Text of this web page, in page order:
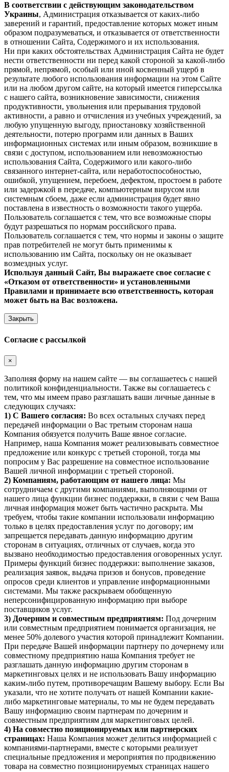
В соответствии с действующим законодательством
Украины, Администрация отказывается от каких-либо
заверений и гарантий, предоставление которых может иным
образом подразумеваться, и отказывается от ответственности
в отношении Сайта, Содержимого и их использования.
Ни при каких обстоятельствах Администрация Сайта не будет
нести ответственности ни перед какой стороной за какой-либо
прямой, непрямой, особый или иной косвенный ущерб в
результате любого использования информации на этом Сайте
или на любом другом сайте, на который имеется гиперссылка
с нашего cайта, возникновение зависимости, снижения
продуктивности, увольнения или прерывания трудовой
активности, а равно и отчисления из учебных учреждений, за
любую упущенную выгоду, приостановку хозяйственной
деятельности, потерю программ или данных в Ваших
информационных системах или иным образом, возникшие в
связи с доступом, использованием или невозможностью
использования Сайта, Содержимого или какого-либо
связанного интернет-сайта, или неработоспособностью,
ошибкой, упущением, перебоем, дефектом, простоем в работе
или задержкой в передаче, компьютерным вирусом или
системным сбоем, даже если администрация будет явно
поставлена в известность о возможности такого ущерба.
Пользователь соглашается с тем, что все возможные споры
будут разрешаться по нормам российского права.
Пользователь соглашается с тем, что нормы и законы о защите
прав потребителей не могут быть применимы к
использованию им Сайта, поскольку он не оказывает
возмездных услуг.
Используя данный Сайт, Вы выражаете свое согласие с
«Отказом от ответственности» и установленными
Правилами и принимаете всю ответственность, которая
может быть на Вас возложена.
Закрыть
Согласие с рассылкой
×
Заполняя форму на нашем сайте — вы соглашаетесь с нашей
политикой конфиденциальности. Также вы соглашаетесь с
тем, что мы имеем право разглашать ваши личные данные в
следующих случаях:
1) С Вашего согласия: Во всех остальных случаях перед
передачей информации о Вас третьим сторонам наша
Компания обязуется получить Ваше явное согласие.
Например, наша Компания может реализовывать совместное
предложение или конкурс с третьей стороной, тогда мы
попросим у Вас разрешение на совместное использование
Вашей личной информации с третьей стороной.
2) Компаниям, работающим от нашего лица: Мы
сотрудничаем с другими компаниями, выполняющими от
нашего лица функции бизнес поддержки, в связи с чем Ваша
личная информация может быть частично раскрыта. Мы
требуем, чтобы такие компании использовали информацию
только в целях предоставления услуг по договору; им
запрещается передавать данную информацию другим
сторонам в ситуациях, отличных от случаев, когда это
вызвано необходимостью предоставления оговоренных услуг.
Примеры функций бизнес поддержки: выполнение заказов,
реализация заявок, выдача призов и бонусов, проведение
опросов среди клиентов и управление информационными
системами. Мы также раскрываем обобщенную
неперсонифицированную информацию при выборе
поставщиков услуг.
3) Дочерним и совместным предприятиям: Под дочерним
или совместным предприятием понимается организация, не
менее 50% долевого участия которой принадлежит Компании.
При передаче Вашей информации партнеру по дочернему или
совместному предприятию наша Компания требует не
разглашать данную информацию другим сторонам в
маркетинговых целях и не использовать Вашу информацию
каким-либо путем, противоречащим Вашему выбору. Если Вы
указали, что не хотите получать от нашей Компании какие-
либо маркетинговые материалы, то мы не будем передавать
Вашу информацию своим партнерам по дочерним и
совместным предприятиям для маркетинговых целей.
4) На совместно позиционируемых или партнерских
страницах: Наша Компания может делиться информацией с
компаниями-партнерами, вместе с которыми реализует
специальные предложения и мероприятия по продвижению
товара на совместно позиционируемых страницах нашего